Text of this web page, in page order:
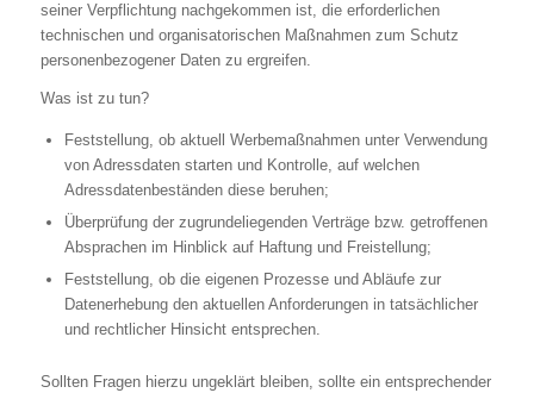
seiner Verpflichtung nachgekommen ist, die erforderlichen
technischen und organisatorischen Maßnahmen zum Schutz
personenbezogener Daten zu ergreifen.
Was ist zu tun?
Feststellung, ob aktuell Werbemaßnahmen unter Verwendung
von Adressdaten starten und Kontrolle, auf welchen
Adressdatenbeständen diese beruhen;
Überprüfung der zugrundeliegenden Verträge bzw. getroffenen
Absprachen im Hinblick auf Haftung und Freistellung;
Feststellung, ob die eigenen Prozesse und Abläufe zur
Datenerhebung den aktuellen Anforderungen in tatsächlicher
und rechtlicher Hinsicht entsprechen.
Sollten Fragen hierzu ungeklärt bleiben, sollte ein entsprechender